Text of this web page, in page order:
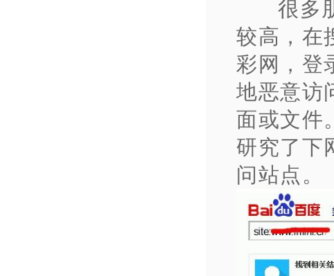
很多
较高，在
彩网，登
地恶意访
面或文件
研究了下
问站点。